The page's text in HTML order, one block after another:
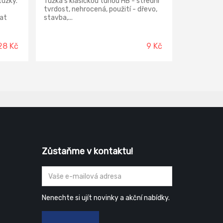
Kč
tvrdost, nehrocená, použití - dřevo,
stavba,...
9 Kč
Zůstaňme v kontaktu!
Nenechte si ujít novinky a akční nabídky.